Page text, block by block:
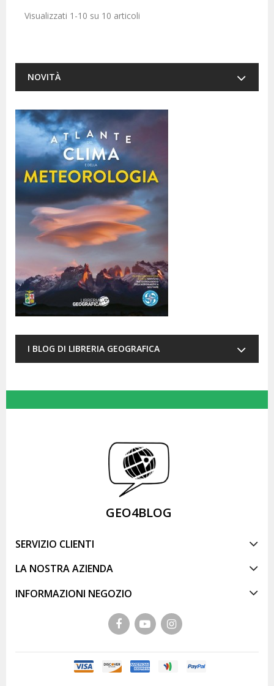
Visualizzati 1-10 su 10 articoli
NOVITÀ
I BLOG DI LIBRERIA GEOGRAFICA
GEO4BLOG
SERVIZIO CLIENTI
LA NOSTRA AZIENDA
INFORMAZIONI NEGOZIO